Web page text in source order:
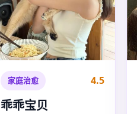
家庭治愈 4.5
乖乖宝贝